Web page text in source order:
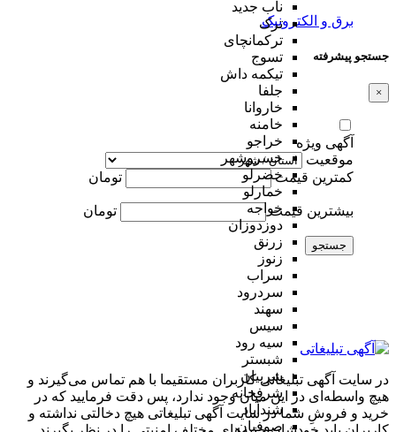
ناب جدید
ترک
ترکمانچای
تسوج
تیکمه داش
جلفا
خاروانا
خامنه
خراجو
خسروشهر
خضرلو
خمارلو
خواجه
دوزدوزان
زرنق
زنوز
سراب
سردرود
سهند
سیس
سیه رود
شبستر
شربیان
شرفخانه
شندآباد
صوفیان
برق و الکترونیک
جستجو پیشرفته
×
آگهی ویژه
موقعیت
کمترین قیمت
تومان
بیشترین قیمت تومان
جستجو
در سایت آگهی تبلیغاتی کاربران مستقیما با هم تماس می‌گیرند و
هیچ واسطه‌ای در این میان وجود ندارد، پس دقت فرمایید که در
خرید و فروشِ شما در سایت آگهی تبلیغاتی هیچ دخالتی نداشته و